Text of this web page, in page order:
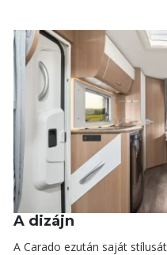
A dizájn
A Carado ezután saját